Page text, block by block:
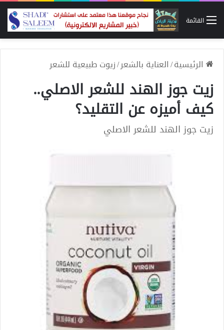
القائمة
الرئيسية/العناية بالشعر/زيوت طبيعية للشعر
زيت جوز الهند للشعر الاصلي..
كيف أميزه عن التقليد؟
زيت جوز الهند للشعر الاصلي